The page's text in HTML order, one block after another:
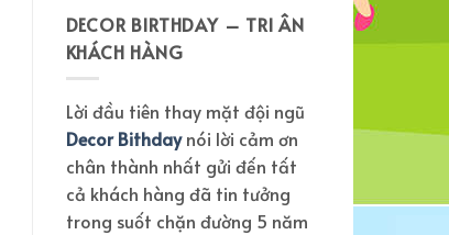
DECOR BIRTHDAY – TRI ÂN
KHÁCH HÀNG
Lời đầu tiên thay mặt đội ngũ
Decor Bithdaynói lời cảm ơn
chân thành nhất gửi đến tất
cả khách hàng đã tin tưởng
trong suốt chặn đường 5 năm